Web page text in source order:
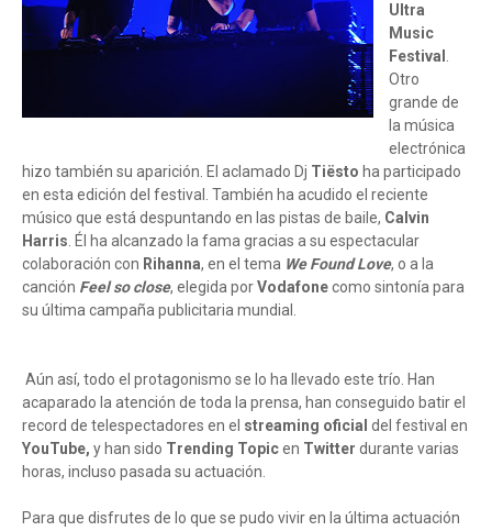
Ultra
Music
Festival .
Otro
grande de
la música
electrónica
hizo también su aparición. El aclamado Dj Tiësto ha participado
en esta edición del festival. También ha acudido el reciente
músico que está despuntando en las pistas de baile, Calvin
Harris. Él ha alcanzado la fama gracias a su espectacular
colaboración con Rihanna, en el tema We Found Love, o a la
canción Feel so close, elegida porVodafonecomo sintonía para
su última campaña publicitaria mundial.
Aún así, todo el protagonismo se lo ha llevado este trío. Han
acaparado la atención de toda la prensa, han conseguido batir el
record de telespectadores en el streaming oficial del festival en
YouTube, y han sido Trending Topicen Twitter durante varias
horas, incluso pasada su actuación.
Para que disfrutes de lo que se pudo vivir en la última actuación